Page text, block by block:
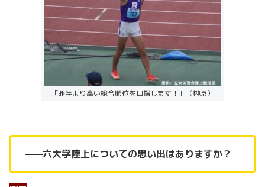
「昨年より高い総合順位を目指します！」（榊原）
——六大学陸上についての思い出はありますか？